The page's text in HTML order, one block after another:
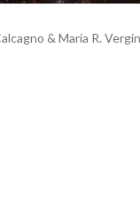
& Maria R.